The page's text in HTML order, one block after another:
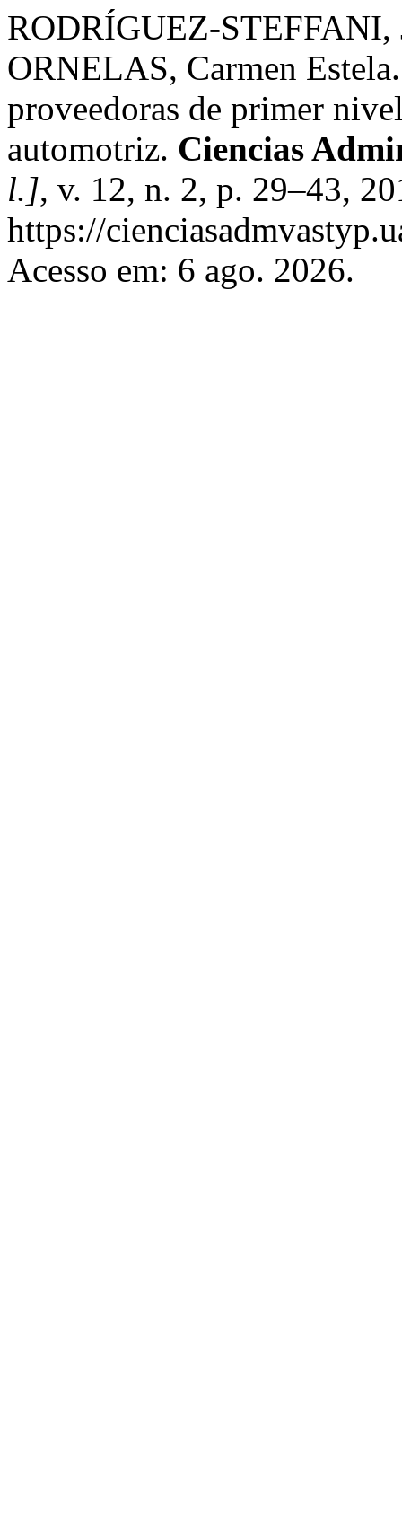
RODRÍGUEZ-
ORNELAS, Carmen
proveedoras de primer
automotriz. Ciencias
l.], v. 12, n. 2, p. 29–43,
https://
Acesso em: 6 ago. 2026.